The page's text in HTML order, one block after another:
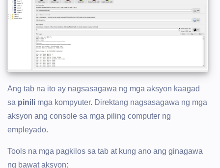
Ang tab na ito ay nagsasagawa ng mga aksyon kaagad
sa pinili mga kompyuter. Direktang nagsasagawa ng mga
aksyon ang console sa mga piling computer ng
empleyado.
Tools na mga pagkilos sa tab at kung ano ang ginagawa
ng bawat aksyon: